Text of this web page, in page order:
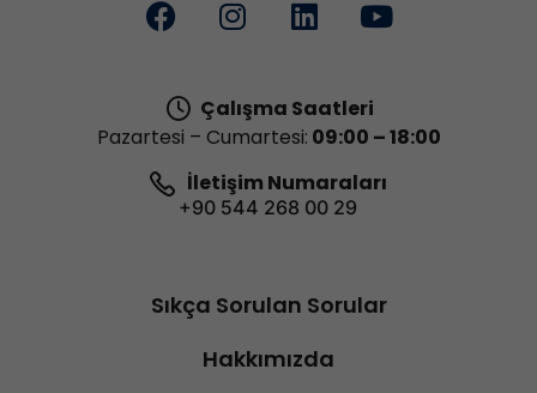
Çalışma Saatleri
Pazartesi – Cumartesi: 09:00 – 18:00
İletişim Numaraları
+90 544 268 00 29
Sıkça Sorulan Sorular
Hakkımızda